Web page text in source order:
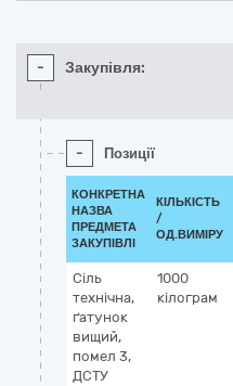
- Закупівля:
- Позиції
КОНКРЕТНА
НАЗВА
ПРЕДМЕТА
ЗАКУПІВЛІ
КІЛЬКІСТЬ
/
ОД.ВИМІРУ
Сіль
технічна,
ґатунок
вищий,
помел 3,
ДСТУ
1000
кілограм